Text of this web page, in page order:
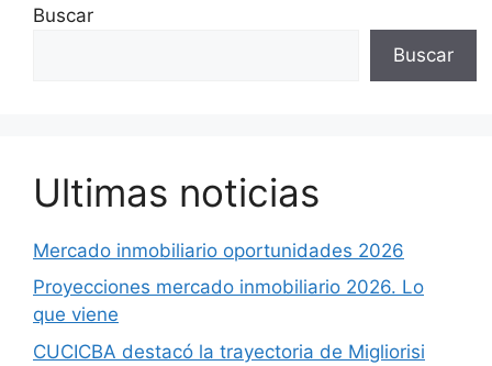
Buscar
Buscar
Ultimas noticias
Mercado inmobiliario oportunidades 2026
Proyecciones mercado inmobiliario 2026. Lo
que viene
CUCICBA destacó la trayectoria de Migliorisi